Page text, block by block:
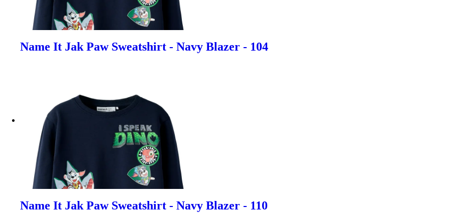
Name It Jak Paw Sweatshirt - Navy Blazer - 104
Name It Jak Paw Sweatshirt - Navy Blazer - 110